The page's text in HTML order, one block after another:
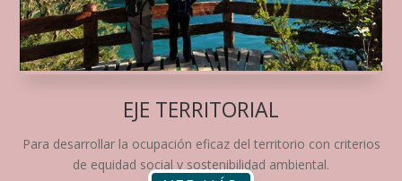
EJE TERRITORIAL
Para desarrollar la ocupación eficaz del territorio con criterios
de equidad social y sostenibilidad ambiental.